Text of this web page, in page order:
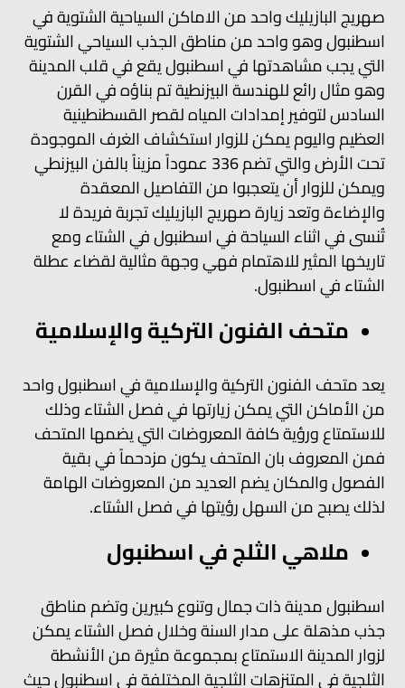
صهريج البازيليك واحد من الاماكن السياحية الشتوية في
اسطنبول وهو واحد من مناطق الجذب السياحي الشتوية
التي يجب مشاهدتها في اسطنبول يقع في قلب المدينة
وهو مثال رائع للهندسة البيزنطية تم بناؤه في القرن
السادس لتوفير إمدادات المياه لقصر القسطنطينية
العظيم واليوم يمكن للزوار استكشاف الغرف الموجودة
تحت الأرض والتي تضم 336 عموداً مزيناً بالفن البيزنطي
ويمكن للزوار أن يتعجبوا من التفاصيل المعقدة
والإضاءة وتعد زيارة صهريج البازيليك تجربة فريدة لا
تُنسى في اثناء السياحة في اسطنبول في الشتاء ومع
تاريخها المثير للاهتمام فهي وجهة مثالية لقضاء عطلة
الشتاء في اسطنبول.
متحف الفنون التركية والإسلامية
يعد متحف الفنون التركية والإسلامية في اسطنبول واحد
من الأماكن التي يمكن زيارتها في فصل الشتاء وذلك
للاستمتاع ورؤية كافة المعروضات التي يضمها المتحف
فمن المعروف بان المتحف يكون مزدحماً في بقية
الفصول والمكان يضم العديد من المعروضات الهامة
لذلك يصبح من السهل رؤيتها في فصل الشتاء.
ملاهي الثلج في اسطنبول
اسطنبول مدينة ذات جمال وتنوع كبيرين وتضم مناطق
جذب مذهلة على مدار السنة وخلال فصل الشتاء يمكن
لزوار المدينة الاستمتاع بمجموعة مثيرة من الأنشطة
الثلجية في المتنزهات الثلجية المختلفة في اسطنبول حيث